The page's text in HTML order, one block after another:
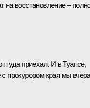
на восстановление –
приехал. И в Туапсе,
прокурором края мы вчера